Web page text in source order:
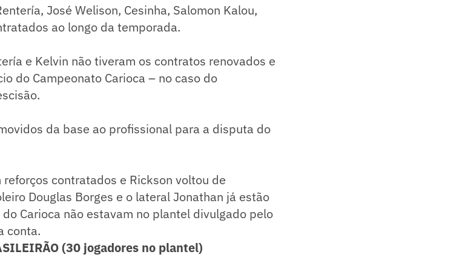
José Welison, Cesinha, Salomon Kalou,
ao longo da temporada.
e Kelvin não tiveram os contratos renovados e
do Campeonato Carioca – no caso do
da base ao profissional para a disputa do
reforços contratados e Rickson voltou de
Douglas Borges e o lateral Jonathan já estão
Carioca não estavam no plantel divulgado pelo
conta.
(30 jogadores no plantel)